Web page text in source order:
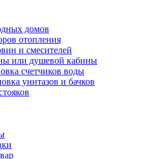
домов
отопления
и смесителей
или душевой кабины
счетчиков воды
унитазов и бачков